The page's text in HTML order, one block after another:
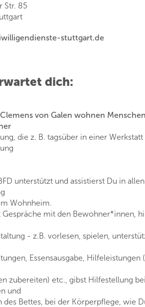
Str. 85
stuttgart.de
dich:
von Galen wohnen
die z. B. tagsüber in einer
unterstützt und assistierst Du in
Wohnheim.
Gespräche mit den Bewohner*innen,
- z.B. vorlesen, spielen,
Essensausgabe, Hilfeleistungen
zubereiten) etc., gibst Hilfestellung
und
des Bettes, bei der Körperpflege, wie